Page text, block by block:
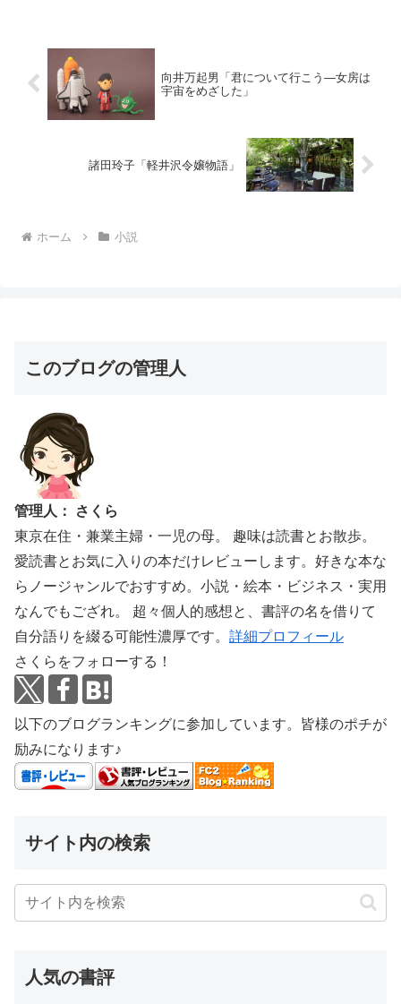
向井万起男「君について行こう―女房は
宇宙をめざした」
諸田玲子「軽井沢令嬢物語」
ホーム 小説
このブログの管理人
管理人： さくら
東京在住・兼業主婦・一児の母。 趣味は読書とお散歩。
愛読書とお気に入りの本だけレビューします。好きな本な
らノージャンルでおすすめ。小説・絵本・ビジネス・実用
なんでもござれ。 超々個人的感想と、書評の名を借りて
自分語りを綴る可能性濃厚です。 詳細プロフィール
さくらをフォローする！
以下のブログランキングに参加しています。皆様のポチが
励みになります♪
サイト内の検索
人気の書評